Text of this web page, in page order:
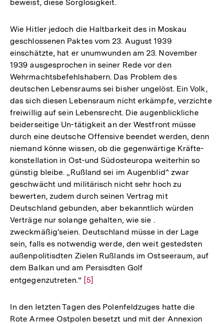
beweist, diese Sorglosigkeit.
Wie Hitler jedoch die Haltbarkeit des in Moskau
geschlossenen Paktes vom 23. August 1939
einschätzte, hat er unumwunden am 23. November
1939 ausgesprochen in seiner Rede vor den
Wehrmachtsbefehlshabern. Das Problem des
deutschen Lebensraums sei bisher ungelöst. Ein Volk,
das sich diesen Lebensraum nicht erkämpfe, verzichte
freiwillig auf sein Lebensrecht. Die augenblickliche
beiderseitige Un-tätigkeit an der Westfront müsse
durch eine deutsche Offensive beendet werden, denn
niemand könne wissen, ob die gegenwärtige Kräfte-
konstellation in Ost-und Südosteuropa weiterhin so
günstig bleibe. „Rußland sei im Augenblid^ zwar
geschwächt und militärisch nicht sehr hoch zu
bewerten, zudem durch seinen Vertrag mit
Deutschland gebunden, aber bekanntlich würden
Verträge nur solange gehalten, wie sie .
zweckmäßig'seien. Deutschland müsse in der Lage
sein, falls es notwendig werde, den weit gestedsten
außenpolitisdten Zielen Rußlands im Ostseeraum, auf
dem Balkan und am Persisdten Golf
entgegenzutreten.“ Zur
der
Fußnote
[5]
In den letzten Tagen des Polenfeldzuges hatte die
Rote Armee Ostpolen besetzt und mit der Annexion